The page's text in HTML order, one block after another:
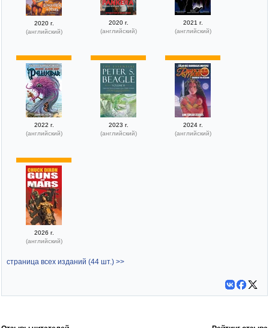
2020 г.
(английский)
2020 г.
(английский)
2021 г.
(английский)
2022 г.
(английский)
2023 г.
(английский)
2024 г.
(английский)
2026 г.
(английский)
страница всех изданий (44 шт.) >>